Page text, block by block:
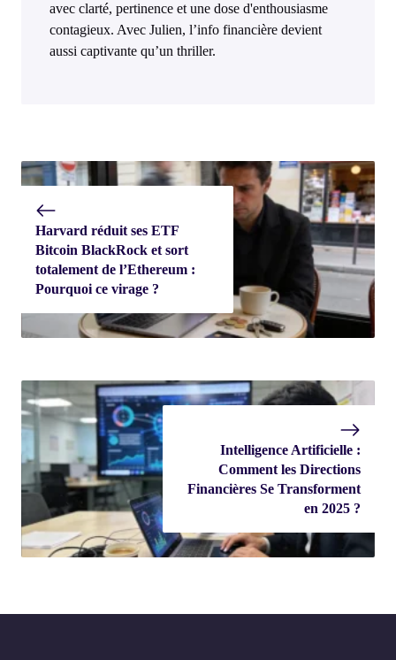
avec clarté, pertinence et une dose d'enthousiasme
contagieux. Avec Julien, l’info financière devient
aussi captivante qu’un thriller.
Harvard réduit ses ETF
Bitcoin BlackRock et sort
totalement de l’Ethereum :
Pourquoi ce virage ?
Intelligence Artificielle :
Comment les Directions
Financières Se Transforment
en 2025 ?